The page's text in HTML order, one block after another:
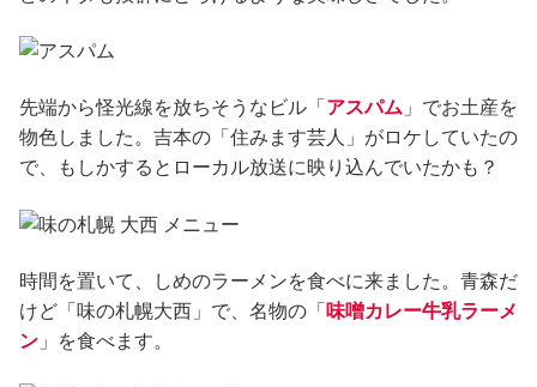
先端から怪光線を放ちそうなビル「 アスパム 」でお土産を
物色しました。吉本の「住みます芸人」がロケしていたの
で、もしかするとローカル放送に映り込んでいたかも？
時間を置いて、しめのラーメンを食べに来ました。青森だ
けど「味の札幌大西」で、名物の「 味噌カレー牛乳ラーメ
ン 」を食べます。